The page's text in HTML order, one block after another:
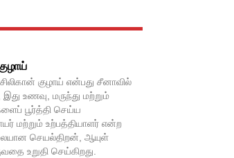
குழாய் என்பது சீனாவில்
இது உணவு, மருந்து மற்றும்
பூர்த்தி செய்ய
மற்றும் உற்பத்தியாளர் என்ற
செயல்திறன், ஆயுள்
உறுதி செய்கிறது.